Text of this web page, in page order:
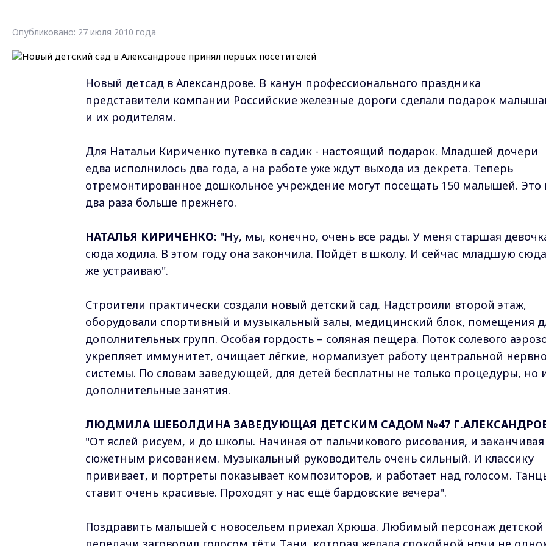
Опубликовано: 27 июля 2010 года
Новый детсад в Александрове. В канун профессионального праздника
представители компании Российские железные дороги сделали подарок
и их родителям.
Для Натальи Кириченко путевка в садик - настоящий подарок. Младшей дочери
едва исполнилось два года, а на работе уже ждут выхода из декрета. Теперь
отремонтированное дошкольное учреждение могут посещать 150 малышей. Это
два раза больше прежнего.
НАТАЛЬЯ КИРИЧЕНКО: "Ну, мы, конечно, очень все рады. У меня старшая
сюда ходила. В этом году она закончила. Пойдёт в школу. И сейчас младшую сюда
же устраиваю".
Строители практически создали новый детский сад. Надстроили второй этаж,
оборудовали спортивный и музыкальный залы, медицинский блок, помещения
дополнительных групп. Особая гордость – соляная пещера. Поток солевого
укрепляет иммунитет, очищает лёгкие, нормализует работу центральной
системы. По словам заведующей, для детей бесплатны не только процедуры, но
дополнительные занятия.
ЛЮДМИЛА ШЕБОЛДИНА ЗАВЕДУЮЩАЯ ДЕТСКИМ САДОМ №47
"От яслей рисуем, и до школы. Начиная от пальчикового рисования, и заканчивая
сюжетным рисованием. Музыкальный руководитель очень сильный. И классику
прививает, и портреты показывает композиторов, и работает над голосом.
ставит очень красивые. Проходят у нас ещё бардовские вечера".
Поздравить малышей с новосельем приехал Хрюша. Любимый персонаж детской